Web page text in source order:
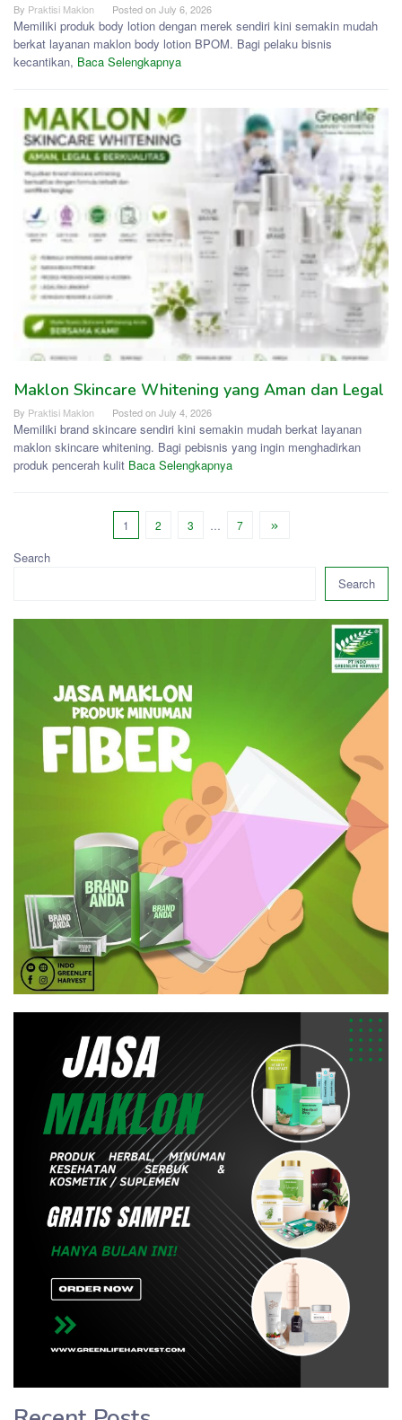
By Praktisi Maklon Posted onJuly 6, 2026
Memiliki produk body lotion dengan merek sendiri kini semakin mudah
berkat layanan maklon body lotion BPOM. Bagi pelaku bisnis
kecantikan, Baca Selengkapnya
Maklon Skincare Whitening yang Aman dan Legal
By Praktisi Maklon Posted onJuly 4, 2026
Memiliki brand skincare sendiri kini semakin mudah berkat layanan
maklon skincare whitening. Bagi pebisnis yang ingin menghadirkan
produk pencerah kulit Baca Selengkapnya
1 2 3 … 7
Search
Search